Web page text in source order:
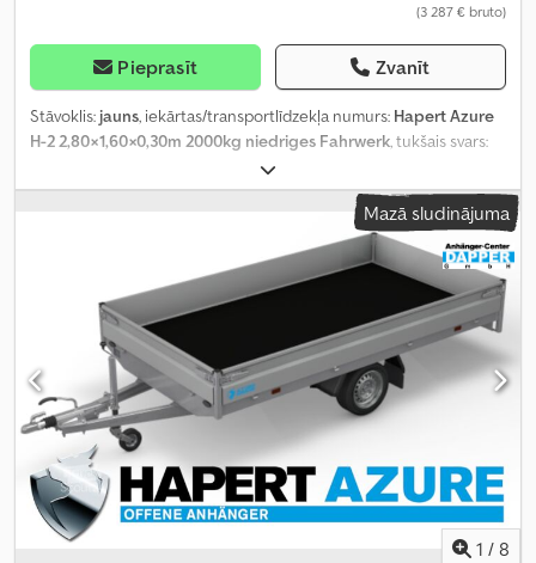
(3 287 € bruto)
Pieprasīt Zvanīt
Stāvoklis: jauns, iekārtas/transportlīdzekļa numurs: Hapert Azure
H-2 2,80×1,60×0,30m 2000kg niedriges Fahrwerk, tukšais svars:
1 574 kg
asu konfigurācija:2 asis, krautuves garums:2 800 mm, iekraušanas
, iekraušanas telpas augstums:300 mm,
Mazā sludinājuma
1 / 8